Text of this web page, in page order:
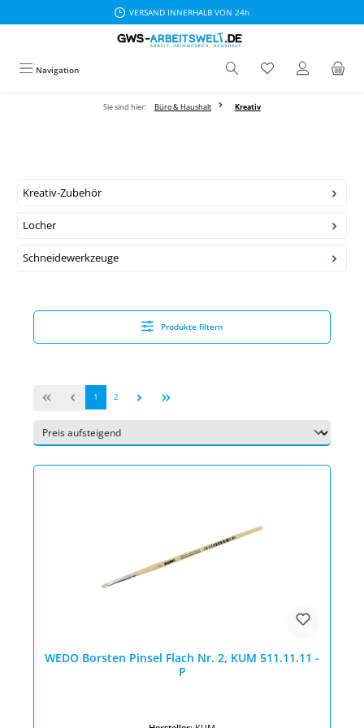
VERSAND INNERHALB VON 24h
Navigation
Sie sind hier: Büro & Haushalt Kreativ
Kreativ-Zubehör
Locher
Schneidewerkzeuge
Produkte filtern
Seite
1 Seite
2
WEDO Borsten Pinsel Flach Nr. 2, KUM 511.11.11 -
P